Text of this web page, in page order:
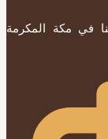
في مكة المكرمة